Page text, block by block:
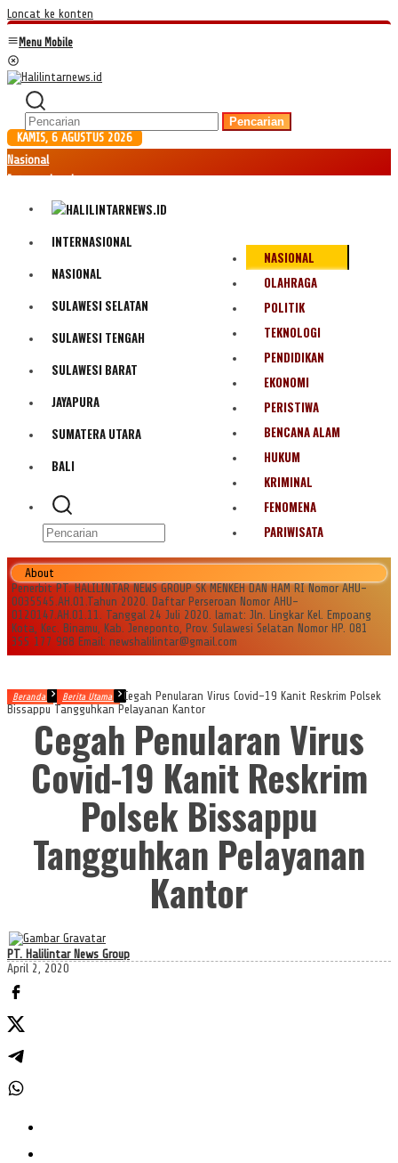
Loncat ke konten
Menu Mobile
Pencarian
KAMIS, 6 AGUSTUS 2026
Nasional
Internasional
Politik
Olahraga
Bencana Alam
INTERNASIONAL
NASIONAL
SULAWESI SELATAN
SULAWESI TENGAH
SULAWESI BARAT
JAYAPURA
SUMATERA UTARA
BALI
NASIONAL
OLAHRAGA
POLITIK
TEKNOLOGI
PENDIDIKAN
EKONOMI
PERISTIWA
BENCANA ALAM
HUKUM
KRIMINAL
FENOMENA
PARIWISATA
About
Penerbit PT. HALILINTAR NEWS GROUP SK MENKEH DAN HAM RI Nomor AHU-
0035545.AH.01.Tahun 2020. Daftar Perseroan Nomor AHU-
0120147.AH.01.11. Tanggal 24 Juli 2020. lamat: Jln. Lingkar Kel. Empoang
Kota, Kec. Binamu, Kab. Jeneponto, Prov. Sulawesi Selatan Nomor HP. 081
355 177 988 Email: newshalilintar@gmail.com
Beranda Berita Utama
Cegah Penularan Virus Covid-19 Kanit Reskrim Polsek
Bissappu Tangguhkan Pelayanan Kantor
Cegah Penularan Virus
Covid-19 Kanit Reskrim
Polsek Bissappu
Tangguhkan Pelayanan
Kantor
PT. Halilintar News Group
April 2, 2020